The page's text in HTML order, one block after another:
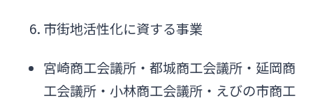
市街地活性化に資する事業
宮崎商工会議所・都城商工会議所・延岡商
工会議所・小林商工会議所・えびの市商工